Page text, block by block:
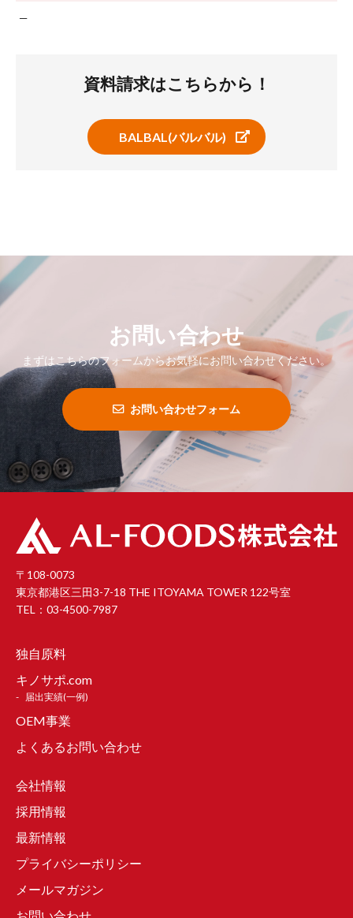
─
資料請求はこちらから！
BALBAL(バルバル)
お問い合わせ
まずはこちらのフォームからお気軽にお問い合わせください。
お問い合わせフォーム
〒108-0073
東京都港区三田3-7-18 THE ITOYAMA TOWER 122号室
TEL：03-4500-7987
独自原料
キノサポ.com
届出実績(一例)
OEM事業
よくあるお問い合わせ
会社情報
採用情報
最新情報
プライバシーポリシー
メールマガジン